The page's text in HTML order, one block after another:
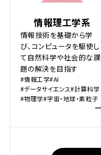
情報理工学系
情報技術を基礎から学
び、コンピュータを駆使し
て自然科学や社会的な課
題の解決を目指す
#情報工学#AI
#データサイエンス#計算科学
#物理学#宇宙・地球・素粒子